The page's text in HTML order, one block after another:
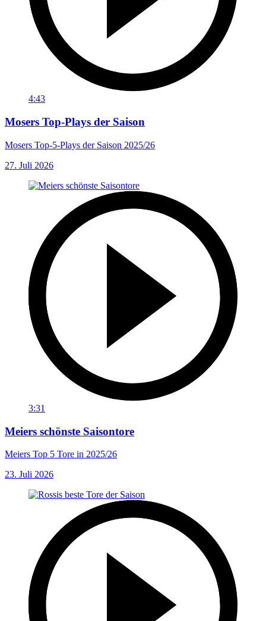
4:43
Mosers Top-Plays der Saison
Mosers Top-5-Plays der Saison 2025/26
27. Juli 2026
3:31
Meiers schönste Saisontore
Meiers Top 5 Tore in 2025/26
23. Juli 2026